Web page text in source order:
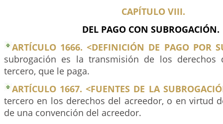
CAPÍTULO VIII.
DEL PAGO CON
ARTÍCULO 1666. <DEFINICIÓN DE PAGO POR
subrogación es la transmisión de los derechos
tercero, que le paga.
ARTÍCULO 1667. <FUENTES DE LA
tercero en los derechos del acreedor, o en virtud
de una convención del acreedor.